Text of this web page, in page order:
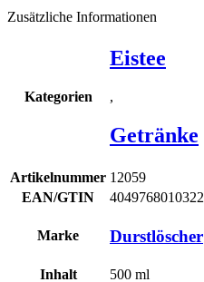
Zusätzliche Informationen
Kategorien
Eistee
,
Getränke
Artikelnummer 12059
EAN/GTIN
4049768010322
Marke Durstlöscher
Inhalt 500 ml